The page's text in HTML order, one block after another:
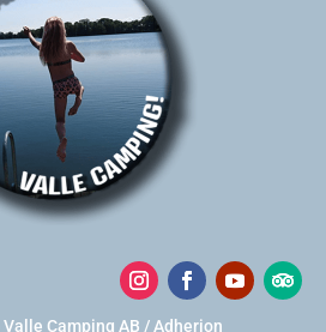
Camping AB / Adherion